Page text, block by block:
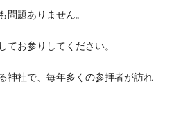
問題ありません。
てお参りしてください。
神社で、毎年多くの参拝者が訪れ